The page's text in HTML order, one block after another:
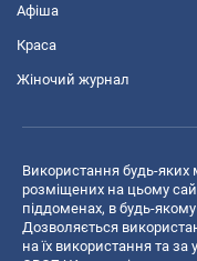
Афіша
Краса
Жіночий журнал
Використання будь-яких
розміщених на цьому
піддоменах, в будь-
Дозволяється
на їх використання та